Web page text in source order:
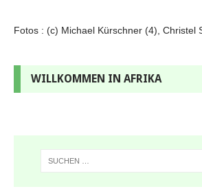
Fotos : (c) Michael Kürschner (4), Christel
WILLKOMMEN IN AFRIKA